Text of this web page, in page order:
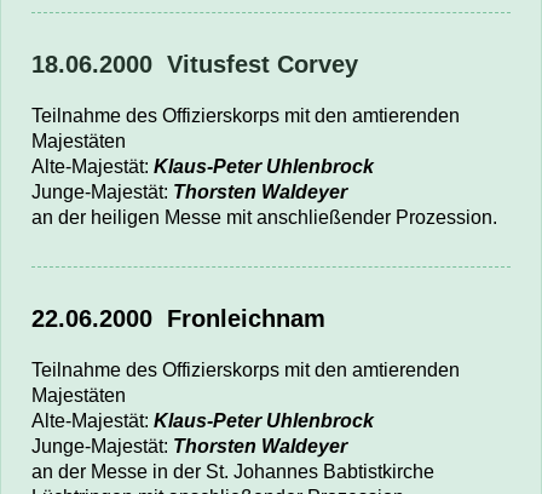
18.06.2000 Vitusfest Corvey
Teilnahme des Offizierskorps mit den amtierenden
Majestäten
Alte-Majestät: Klaus-Peter Uhlenbrock
Junge-Majestät: Thorsten Waldeyer
an der heiligen Messe mit anschließender Prozession.
22.06.2000 Fronleichnam
Teilnahme des Offizierskorps mit den amtierenden
Majestäten
Alte-Majestät: Klaus-Peter Uhlenbrock
Junge-Majestät: Thorsten Waldeyer
an der Messe in der St. Johannes Babtistkirche